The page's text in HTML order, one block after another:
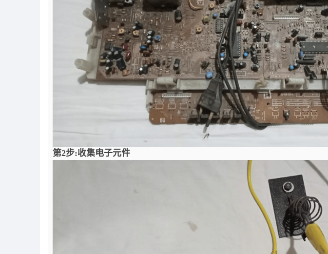
第2步:收集电子元件